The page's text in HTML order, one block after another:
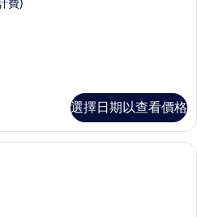
選擇日期以查看價格
1 間臥室、迷你吧、客房內保險箱、書